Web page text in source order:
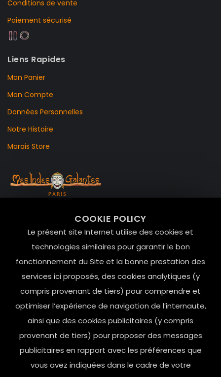
COOKIE POLICY
Le présent site Internet utilise des cookies et
technologies similaires pour garantir le bon
fonctionnement du Site et la bonne prestation des
services ici proposés, des cookies analytiques (y
compris provenant de tiers) pour comprendre et
optimiser l’expérience de navigation de l’internaute,
ainsi que des cookies publicitaires (y compris
provenant de tiers) pour proposer des messages
publicitaires en rapport avec les préférences que
vous avez indiquées dans le cadre de votre
Conditions de vente
Paiement sécurisé
Liens Rapides
Mon Panier
Mon Compte
Données Personnelles
Notre Histoire
Marais Store
Le Marais, 75004 Paris
contact@mesindesgalantes.com
01.42.72.42.51